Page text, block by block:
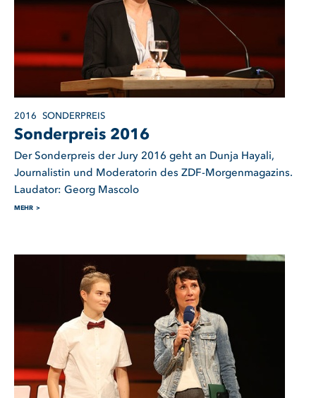
2016 SONDERPREIS
Sonderpreis 2016
Der Sonderpreis der Jury 2016 geht an Dunja Hayali,
Journalistin und Moderatorin des ZDF-Morgenmagazins.
Laudator: Georg Mascolo
MEHR